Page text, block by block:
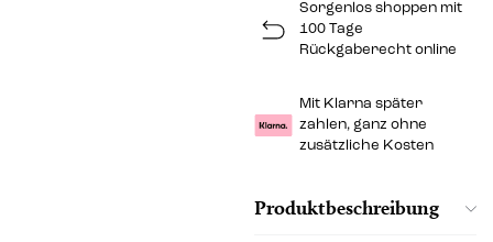
Sorgenlos shoppen mit
100 Tage
Rückgaberecht online
Mit Klarna später
zahlen, ganz ohne
zusätzliche Kosten
Produktbeschreibung